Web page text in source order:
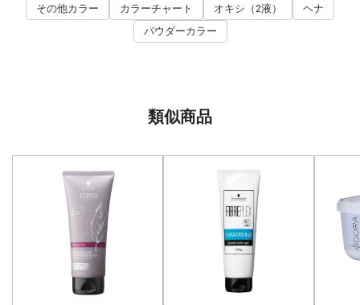
その他カラー
カラーチャート オキシ（2液）
ヘナ
パウダーカラー
類似商品